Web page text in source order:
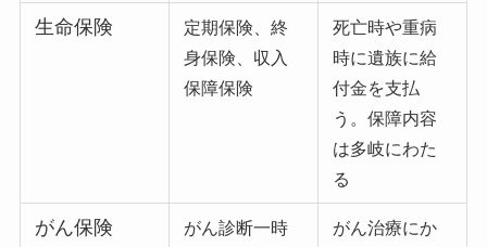
生命保険
定期保険、終
身保険、収入
保障保険
死亡時や重病
時に遺族に給
付金を支払
う。保障内容
は多岐にわた
る
がん保険
がん診断一時
がん治療にか